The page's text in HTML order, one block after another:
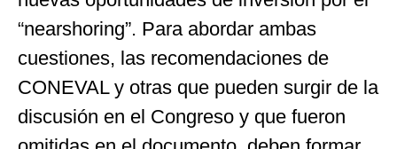
“nearshoring”. Para abordar ambas
cuestiones, las recomendaciones de
CONEVAL y otras que pueden surgir de la
discusión en el Congreso y que fueron